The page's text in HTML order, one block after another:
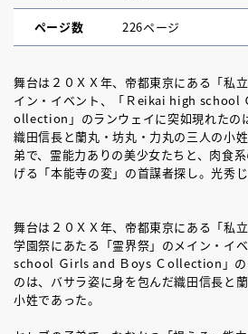
ページ数 226ページ
舞台は２０ＸＸ年、帝都東京にある「私
イン・イベント、「Ｒeikai high school
ollection」のランウェイに突如現れたの
織田信長と蘭丸・坊丸・力丸の三人の小
弟で、霊能力ありの美少女たちと、肉食
げる「本能寺の変」の首謀者探し。光秀
舞台は２０ＸＸ年、帝都東京にある「私
学園祭にあたる「霊界祭」のメイン・イ
school Ｇirls and Ｂoys Ｃollection」の
のは、バサラ姿に身を包んだ織田信長と
小姓であった。